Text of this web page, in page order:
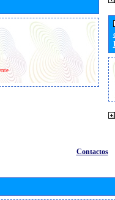
Contactos